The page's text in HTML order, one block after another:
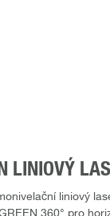
LINIOVÝ
liniový
360° pro